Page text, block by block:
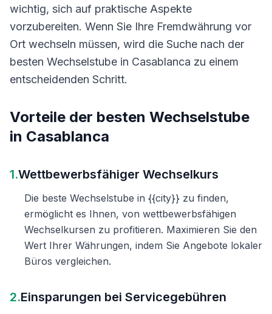
wichtig, sich auf praktische Aspekte
vorzubereiten. Wenn Sie Ihre Fremdwährung vor
Ort wechseln müssen, wird die Suche nach der
besten Wechselstube in Casablanca zu einem
entscheidenden Schritt.
Vorteile der besten Wechselstube
in Casablanca
1.Wettbewerbsfähiger Wechselkurs
Die beste Wechselstube in {{city}} zu finden,
ermöglicht es Ihnen, von wettbewerbsfähigen
Wechselkursen zu profitieren. Maximieren Sie den
Wert Ihrer Währungen, indem Sie Angebote lokaler
Büros vergleichen.
2.Einsparungen bei Servicegebühren